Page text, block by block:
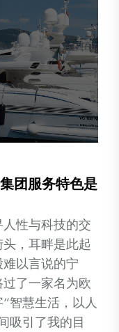
团服务特色是
性与科技的交
，耳畔是此起
以言说的宁
了一家名为欧
智慧生活，以人
吸引了我的目